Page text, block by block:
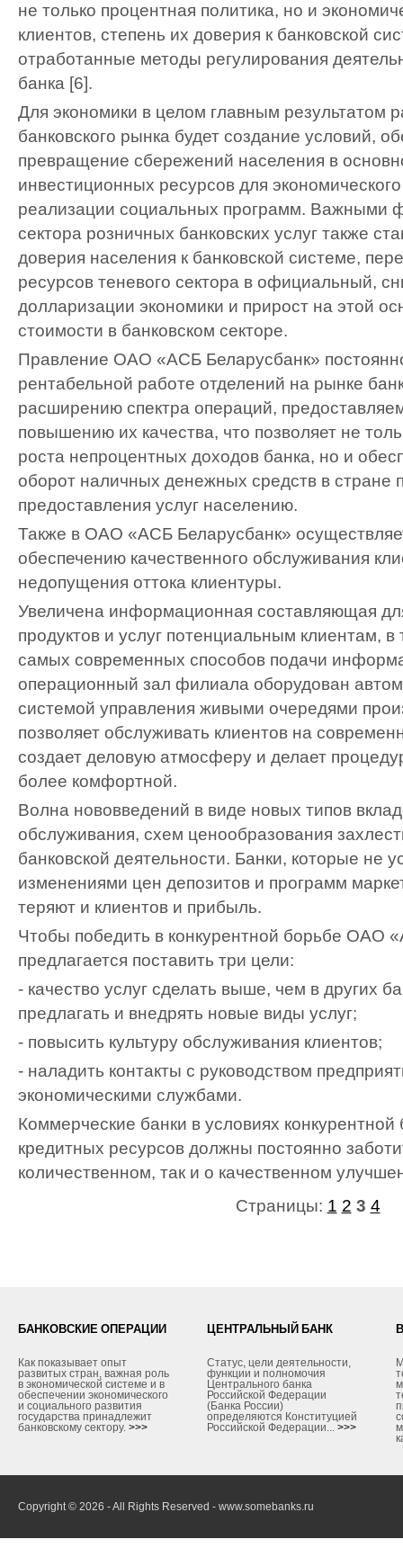
не только процентная политика, но и
клиентов, степень их доверия к банковской
отработанные методы регулирования
банка [6].
Для экономики в целом главным результатом
банковского рынка будет создание условий,
превращение сбережений населения в
инвестиционных ресурсов для
реализации социальных программ. Важными
сектора розничных банковских услуг также
доверия населения к банковской системе,
ресурсов теневого сектора в официальный,
долларизации экономики и прирост на этой
стоимости в банковском секторе.
Правление ОАО «АСБ Беларусбанк»
рентабельной работе отделений на рынке
расширению спектра операций,
повышению их качества, что позволяет не
роста непроцентных доходов банка, но и
оборот наличных денежных средств в стране
предоставления услуг населению.
Также в ОАО «АСБ Беларусбанк»
обеспечению качественного обслуживания
недопущения оттока клиентуры.
Увеличена информационная составляющая
продуктов и услуг потенциальным клиентам,
самых современных способов подачи
операционный зал филиала оборудован
системой управления живыми очередями
позволяет обслуживать клиентов на
создает деловую атмосферу и делает
более комфортной.
Волна нововведений в виде новых типов
обслуживания, схем ценообразования
банковской деятельности. Банки, которые не
изменениями цен депозитов и программ
теряют и клиентов и прибыль.
Чтобы победить в конкурентной борьбе ОАО
предлагается поставить три цели:
- качество услуг сделать выше, чем в других
предлагать и внедрять новые виды услуг;
- повысить культуру обслуживания клиентов;
- наладить контакты с руководством
экономическими службами.
Коммерческие банки в условиях
кредитных ресурсов должны постоянно
количественном, так и о качественном
Страницы: 1 2 3 4
БАНКОВСКИЕ ОПЕРАЦИИ
Как показывает опыт
развитых стран, важная роль
в экономической системе и в
обеспечении экономического
и социального развития
государства принадлежит
банковскому сектору. >>>
ЦЕНТРАЛЬНЫЙ БАНК
Статус, цели деятельности,
функции и полномочия
Центрального банка
Российской Федерации
(Банка России)
определяются Конституцией
Российской Федерации... >>>
Copyright © 2026 - All Rights Reserved - www.somebanks.ru